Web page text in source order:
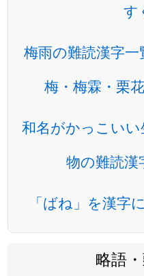
す
梅雨の難読漢字一
梅・梅霖・栗
和名がかっこい
物の難読漢
「ばね」を漢字
略語